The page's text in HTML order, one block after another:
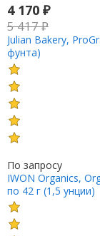
4 170 ₽
5 417₽
Julian Bakery,
фунта)
По запросу
IWON Organics,
по 42 г (1,5 унции)